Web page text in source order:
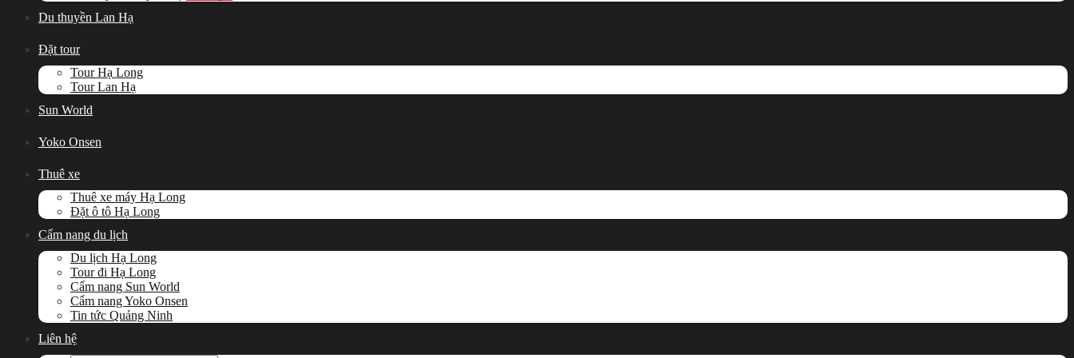
Du thuyền Lan Hạ
Đặt tour
Tour Hạ Long
Tour Lan Hạ
Sun World
Yoko Onsen
Thuê xe
Thuê xe máy Hạ Long
Đặt ô tô Hạ Long
Cẩm nang du lịch
Du lịch Hạ Long
Tour đi Hạ Long
Cẩm nang Sun World
Cẩm nang Yoko Onsen
Tin tức Quảng Ninh
Liên hệ